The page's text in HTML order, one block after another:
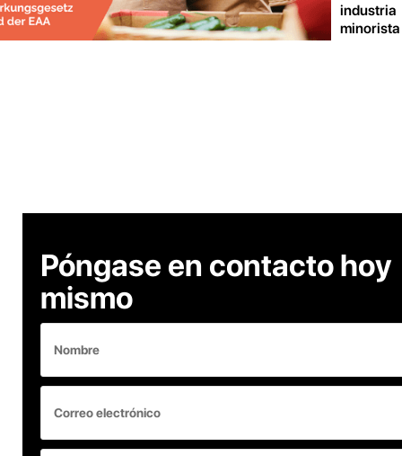
industria
minorista
Póngase en contacto hoy
mismo